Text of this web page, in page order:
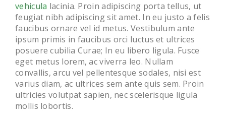
vehicula lacinia. Proin adipiscing porta tellus, ut
feugiat nibh adipiscing sit amet. In eu justo a felis
faucibus ornare vel id metus. Vestibulum ante
ipsum primis in faucibus orci luctus et ultrices
posuere cubilia Curae; In eu libero ligula. Fusce
eget metus lorem, ac viverra leo. Nullam
convallis, arcu vel pellentesque sodales, nisi est
varius diam, ac ultrices sem ante quis sem. Proin
ultricies volutpat sapien, nec scelerisque ligula
mollis lobortis.